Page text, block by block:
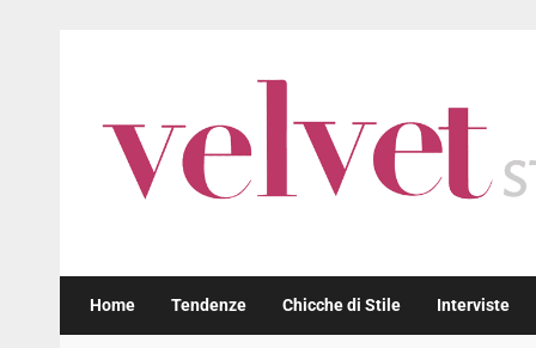
Home Tendenze Chicche di Stile Interviste